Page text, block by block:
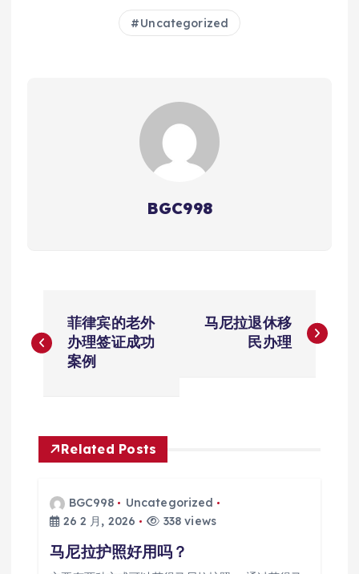
Uncategorized
BGC998
章
航
菲律宾的老外
办理签证成功
案例
马尼拉退休移
民办理
Related Posts
BGC998
Uncategorized
26 2 月, 2026
338 views
马尼拉护照好用吗？